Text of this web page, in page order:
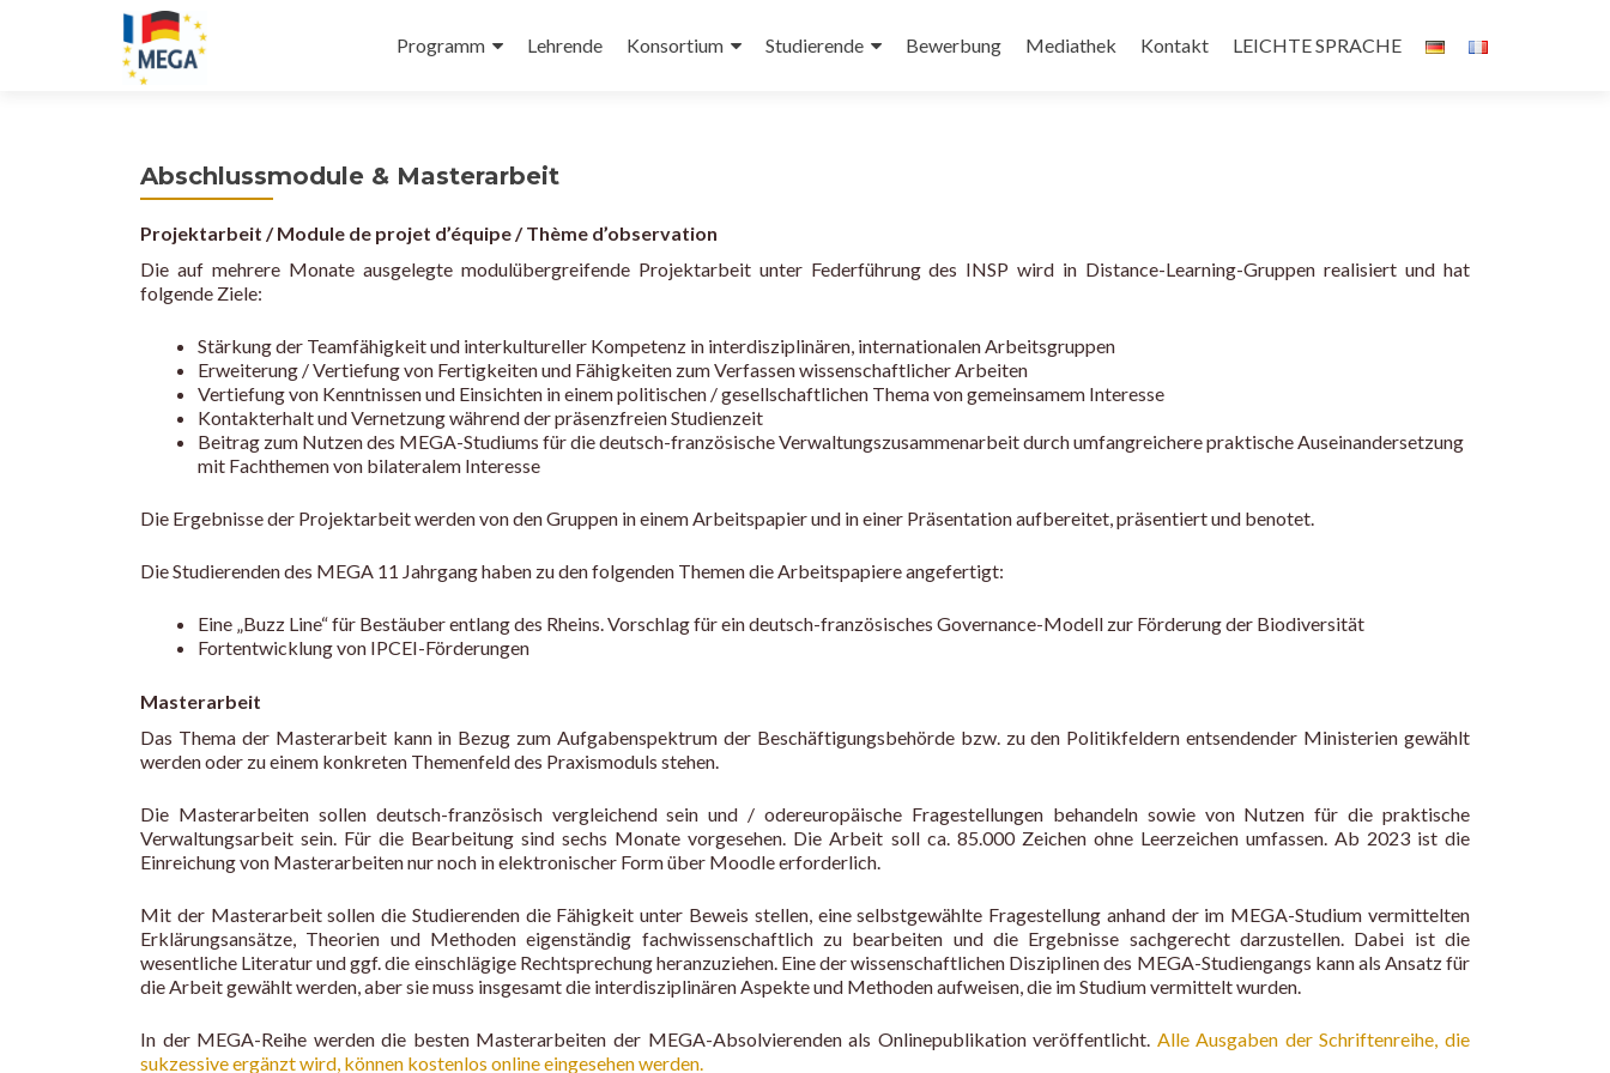
Menü
Programm Lehrende Konsortium Studierende Bewerbung Mediathek Kontakt LEICHTE SPRACHE
Abschlussmodule & Masterarbeit
Projektarbeit / Module de projet d’équipe / Thème d’observation
Die auf mehrere Monate ausgelegte modulübergreifende Projektarbeit unter Federführung des INSP wird in Distance-Learning-Gruppen realisiert und hat
folgende Ziele:
Stärkung der Teamfähigkeit und interkultureller Kompetenz in interdisziplinären, internationalen Arbeitsgruppen
Erweiterung / Vertiefung von Fertigkeiten und Fähigkeiten zum Verfassen wissenschaftlicher Arbeiten
Vertiefung von Kenntnissen und Einsichten in einem politischen / gesellschaftlichen Thema von gemeinsamem Interesse
Kontakterhalt und Vernetzung während der präsenzfreien Studienzeit
Beitrag zum Nutzen des MEGA-Studiums für die deutsch-französische Verwaltungszusammenarbeit durch umfangreichere praktische Auseinandersetzung
mit Fachthemen von bilateralem Interesse
Die Ergebnisse der Projektarbeit werden von den Gruppen in einem Arbeitspapier und in einer Präsentation aufbereitet, präsentiert und benotet.
Die Studierenden des MEGA 11 Jahrgang haben zu den folgenden Themen die Arbeitspapiere angefertigt:
Eine „Buzz Line“ für Bestäuber entlang des Rheins. Vorschlag für ein deutsch-französisches Governance-Modell zur Förderung der Biodiversität
Fortentwicklung von IPCEI-Förderungen
Masterarbeit
Das Thema der Masterarbeit kann in Bezug zum Aufgabenspektrum der Beschäftigungsbehörde bzw. zu den Politikfeldern entsendender Ministerien gewählt
werden oder zu einem konkreten Themenfeld des Praxismoduls stehen.
Die Masterarbeiten sollen deutsch-französisch vergleichend sein und / odereuropäische Fragestellungen behandeln sowie von Nutzen für die praktische
Verwaltungsarbeit sein. Für die Bearbeitung sind sechs Monate vorgesehen. Die Arbeit soll ca. 85.000 Zeichen ohne Leerzeichen umfassen. Ab 2023 ist die
Einreichung von Masterarbeiten nur noch in elektronischer Form über Moodle erforderlich.
Mit der Masterarbeit sollen die Studierenden die Fähigkeit unter Beweis stellen, eine selbstgewählte Fragestellung anhand der im MEGA-Studium vermittelten
Erklärungsansätze, Theorien und Methoden eigenständig fachwissenschaftlich zu bearbeiten und die Ergebnisse sachgerecht darzustellen. Dabei ist die
wesentliche Literatur und ggf. die einschlägige Rechtsprechung heranzuziehen. Eine der wissenschaftlichen Disziplinen des MEGA-Studiengangs kann als Ansatz für
die Arbeit gewählt werden, aber sie muss insgesamt die interdisziplinären Aspekte und Methoden aufweisen, die im Studium vermittelt wurden.
In der MEGA-Reihe werden die besten Masterarbeiten der MEGA-Absolvierenden als Onlinepublikation veröffentlicht. Alle Ausgaben der Schriftenreihe, die
sukzessive ergänzt wird, können kostenlos online eingesehen werden.